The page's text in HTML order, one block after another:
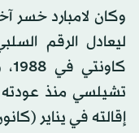
وكان لامبارد خسر
ليعادل الرقم
تشيلسي منذ
إقالته في يناير (كانون